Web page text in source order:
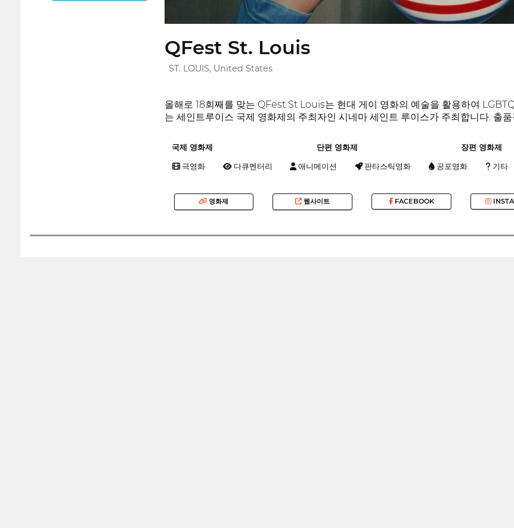
QFest St. Louis
ST. LOUIS, United States
올해로 18회째를 맞는 QFest St Louis는 현대 게이 영화의 예술을 활용하여
는 세인트루이스 국제 영화제의 주최자인 시네마 세인트 루이스가 주최합니다. 출
국제 영화제 단편 영화제 장편 영화제
극영화 다큐멘터리 애니메이션 판타스틱영화 공포영화 기타
영화제 웹사이트 FACEBOOK